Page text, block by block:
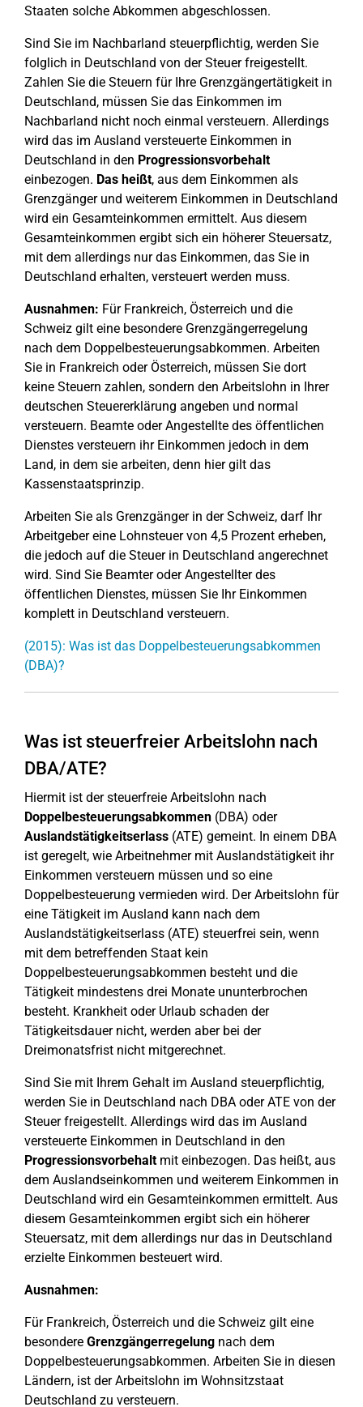
Staaten solche Abkommen abgeschlossen.
Sind Sie im Nachbarland steuerpflichtig, werden Sie
folglich in Deutschland von der Steuer freigestellt.
Zahlen Sie die Steuern für Ihre Grenzgängertätigkeit in
Deutschland, müssen Sie das Einkommen im
Nachbarland nicht noch einmal versteuern. Allerdings
wird das im Ausland versteuerte Einkommen in
Deutschland in den Progressionsvorbehalt
einbezogen. Das heißt, aus dem Einkommen als
Grenzgänger und weiterem Einkommen in Deutschland
wird ein Gesamteinkommen ermittelt. Aus diesem
Gesamteinkommen ergibt sich ein höherer Steuersatz,
mit dem allerdings nur das Einkommen, das Sie in
Deutschland erhalten, versteuert werden muss.
Ausnahmen: Für Frankreich, Österreich und die
Schweiz gilt eine besondere Grenzgängerregelung
nach dem Doppelbesteuerungsabkommen. Arbeiten
Sie in Frankreich oder Österreich, müssen Sie dort
keine Steuern zahlen, sondern den Arbeitslohn in Ihrer
deutschen Steuererklärung angeben und normal
versteuern. Beamte oder Angestellte des öffentlichen
Dienstes versteuern ihr Einkommen jedoch in dem
Land, in dem sie arbeiten, denn hier gilt das
Kassenstaatsprinzip.
Arbeiten Sie als Grenzgänger in der Schweiz, darf Ihr
Arbeitgeber eine Lohnsteuer von 4,5 Prozent erheben,
die jedoch auf die Steuer in Deutschland angerechnet
wird. Sind Sie Beamter oder Angestellter des
öffentlichen Dienstes, müssen Sie Ihr Einkommen
komplett in Deutschland versteuern.
(2015): Was ist das Doppelbesteuerungsabkommen
(DBA)?
Was ist steuerfreier Arbeitslohn nach
DBA/ATE?
Hiermit ist der steuerfreie Arbeitslohn nach
Doppelbesteuerungsabkommen (DBA) oder
Auslandstätigkeitserlass (ATE) gemeint. In einem DBA
ist geregelt, wie Arbeitnehmer mit Auslandstätigkeit ihr
Einkommen versteuern müssen und so eine
Doppelbesteuerung vermieden wird. Der Arbeitslohn für
eine Tätigkeit im Ausland kann nach dem
Auslandstätigkeitserlass (ATE) steuerfrei sein, wenn
mit dem betreffenden Staat kein
Doppelbesteuerungsabkommen besteht und die
Tätigkeit mindestens drei Monate ununterbrochen
besteht. Krankheit oder Urlaub schaden der
Tätigkeitsdauer nicht, werden aber bei der
Dreimonatsfrist nicht mitgerechnet.
Sind Sie mit Ihrem Gehalt im Ausland steuerpflichtig,
werden Sie in Deutschland nach DBA oder ATE von der
Steuer freigestellt. Allerdings wird das im Ausland
versteuerte Einkommen in Deutschland in den
Progressionsvorbehaltmit einbezogen. Das heißt, aus
dem Auslandseinkommen und weiterem Einkommen in
Deutschland wird ein Gesamteinkommen ermittelt. Aus
diesem Gesamteinkommen ergibt sich ein höherer
Steuersatz, mit dem allerdings nur das in Deutschland
erzielte Einkommen besteuert wird.
Ausnahmen:
Für Frankreich, Österreich und die Schweiz gilt eine
besondere Grenzgängerregelung nach dem
Doppelbesteuerungsabkommen. Arbeiten Sie in diesen
Ländern, ist der Arbeitslohn im Wohnsitzstaat
Deutschland zu versteuern.